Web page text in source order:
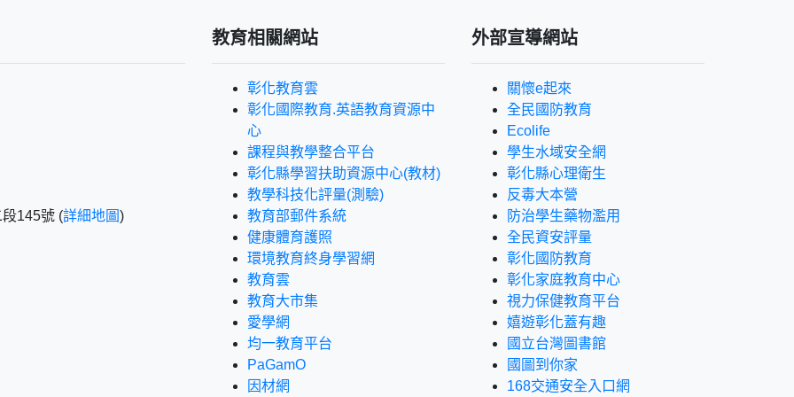
145號 (詳細地圖)
教育相關網站
彰化教育雲
彰化國際教育.英語教育資源中
心
課程與教學整合平台
彰化縣學習扶助資源中心(教材)
教學科技化評量(測驗)
教育部郵件系統
健康體育護照
環境教育終身學習網
教育雲
教育大市集
愛學網
均一教育平台
PaGamO
因材網
外部宣導網站
關懷e起來
全民國防教育
Ecolife
學生水域安全網
彰化縣心理衛生
反毒大本營
防治學生藥物濫用
全民資安評量
彰化國防教育
彰化家庭教育中心
視力保健教育平台
嬉遊彰化蓋有趣
國立台灣圖書館
國圖到你家
168交通安全入口網